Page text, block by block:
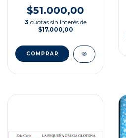
$51.000,00
3 cuotas sin interés de
$17.000,00